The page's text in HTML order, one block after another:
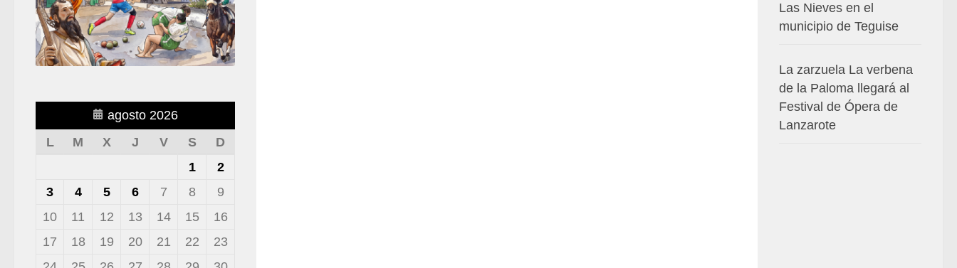
agosto 2026
L
M X J V S
D
1
2
3
4 5 6 7 8
9
10
11 12 13 14 15
16
17
18 19 20 21 22
23
Las Nieves en el
municipio de Teguise
La zarzuela La verbena
de la Paloma llegará al
Festival de Ópera de
Lanzarote